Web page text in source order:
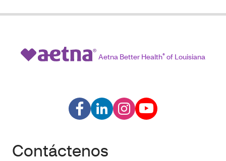
Aetna Better Health® of Louisiana
Contáctenos